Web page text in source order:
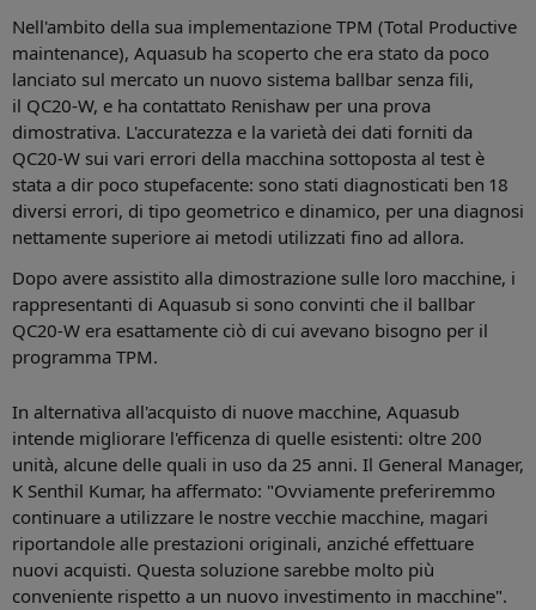
Nell'ambito della sua implementazione TPM (Total Productive
maintenance), Aquasub ha scoperto che era stato da poco
lanciato sul mercato un nuovo sistema ballbar senza fili,
il QC20-W, e ha contattato Renishaw per una prova
dimostrativa. L'accuratezza e la varietà dei dati forniti da
QC20-W sui vari errori della macchina sottoposta al test è
stata a dir poco stupefacente: sono stati diagnosticati ben 18
diversi errori, di tipo geometrico e dinamico, per una diagnosi
nettamente superiore ai metodi utilizzati fino ad allora.
Dopo avere assistito alla dimostrazione sulle loro macchine, i
rappresentanti di Aquasub si sono convinti che il ballbar
QC20-W era esattamente ciò di cui avevano bisogno per il
programma TPM.
In alternativa all'acquisto di nuove macchine, Aquasub
intende migliorare l'efficenza di quelle esistenti: oltre 200
unità, alcune delle quali in uso da 25 anni. Il General Manager,
K Senthil Kumar, ha affermato: "Ovviamente preferiremmo
continuare a utilizzare le nostre vecchie macchine, magari
riportandole alle prestazioni originali, anziché effettuare
nuovi acquisti. Questa soluzione sarebbe molto più
conveniente rispetto a un nuovo investimento in macchine".